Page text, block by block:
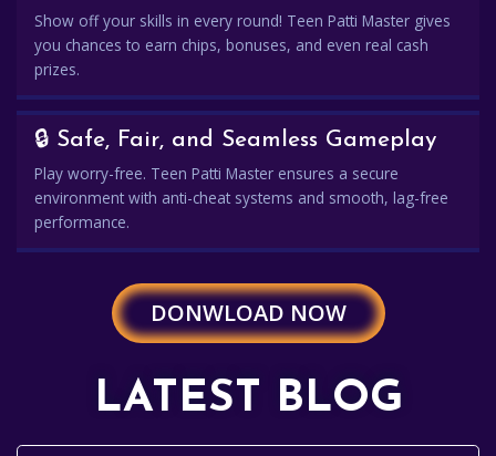
Show off your skills in every round! Teen Patti Master gives
you chances to earn chips, bonuses, and even real cash
prizes.
🔒 Safe, Fair, and Seamless Gameplay
Play worry-free. Teen Patti Master ensures a secure
environment with anti-cheat systems and smooth, lag-free
performance.
DONWLOAD NOW
LATEST BLOG